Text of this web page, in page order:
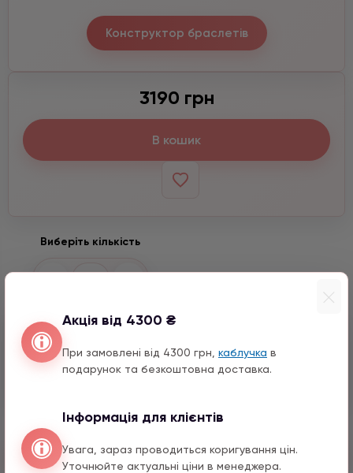
Акція від 4300 ₴
При замовлені від 4300 грн, каблучка в
подарунок та безкоштовна доставка.
Інформація для клієнтів
Увага, зараз проводиться коригування цін.
Уточнюйте актуальні ціни в менеджера.
Конструктор браслетів
3190 грн
В кошик
Виберіть кількість
− +
Входить до набору
Пташка
2590 грн
Швидкий заказ